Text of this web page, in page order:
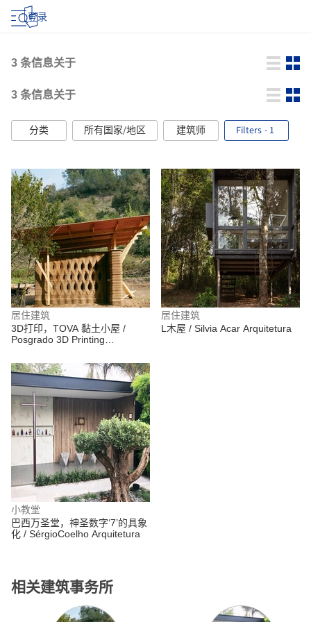
登录
3 条信息关于
3 条信息关于
分类 所有国家/地区 建筑师 Filters - 1
居住建筑
3D打印，TOVA 黏土小屋 /
Posgrado 3D Printing
居住建筑
L木屋 / Silvia Acar Arquitetura
小教堂
巴西万圣堂，神圣数字‘7’的具象
化 / SérgioCoelho Arquitetura
相关建筑事务所